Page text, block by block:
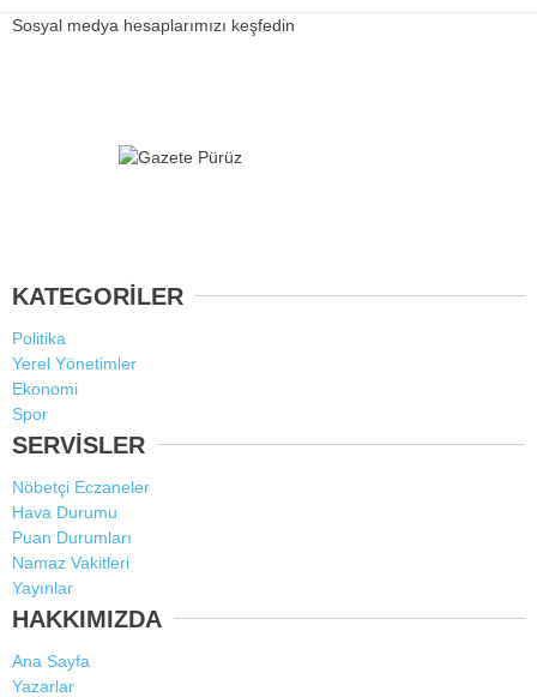
Sosyal medya hesaplarımızı keşfedin
KATEGORİLER
Politika
Yerel Yönetimler
Ekonomi
Spor
SERVİSLER
Nöbetçi Eczaneler
Hava Durumu
Puan Durumları
Namaz Vakitleri
Yayınlar
HAKKIMIZDA
Ana Sayfa
Yazarlar